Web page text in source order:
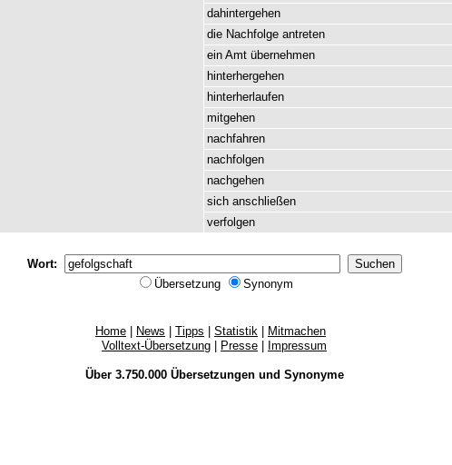
dahintergehen
die Nachfolge antreten
ein Amt übernehmen
hinterhergehen
hinterherlaufen
mitgehen
nachfahren
nachfolgen
nachgehen
sich anschließen
verfolgen
Wort:
Übersetzung
Synonym
Home News Tipps Statistik
Mitmachen
Volltext-Übersetzung
Presse Impressum
Über 3.750.000 Übersetzungenund Synonyme